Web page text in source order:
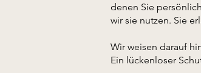
denen Sie
wir sie nutzen. Sie
Wir weisen darauf
Ein lückenloser